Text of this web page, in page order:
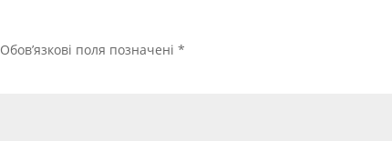
Обов’язкові поля позначені*